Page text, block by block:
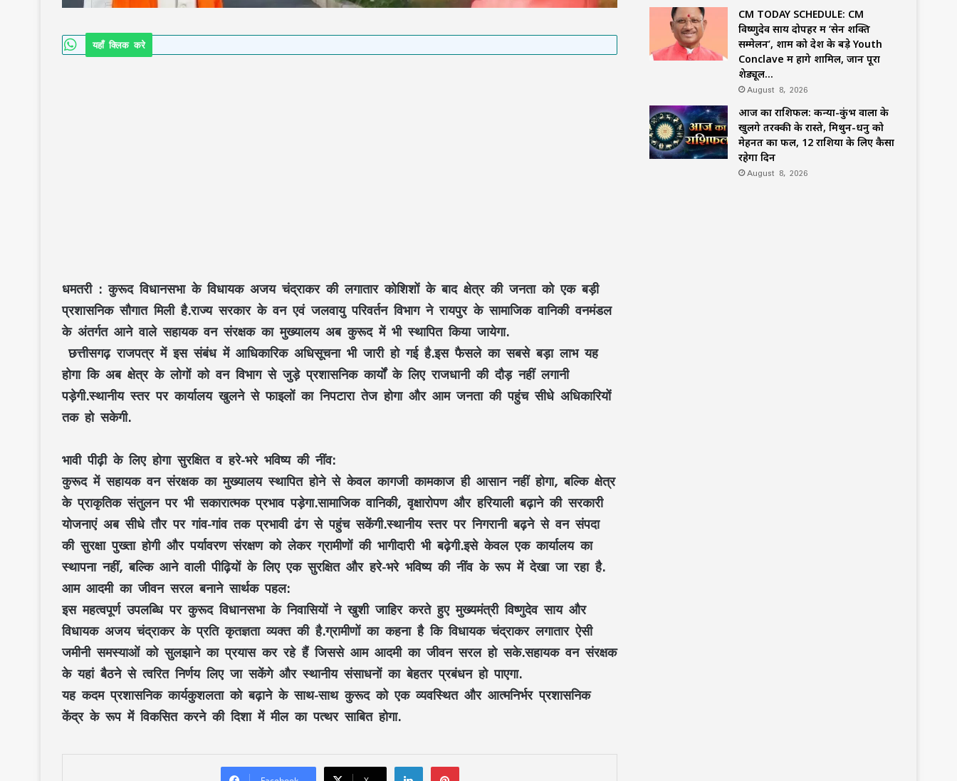
यहाँ क्लिक करे
धमतरी : कुरूद विधानसभा के विधायक अजय चंद्राकर की लगातार कोशिशों के बाद क्षेत्र की जनता को एक बड़ी
प्रशासनिक सौगात मिली है.राज्य सरकार के वन एवं जलवायु परिवर्तन विभाग ने रायपुर के सामाजिक वानिकी वनमंडल
के अंतर्गत आने वाले सहायक वन संरक्षक का मुख्यालय अब कुरूद में भी स्थापित किया जायेगा.
छत्तीसगढ़ राजपत्र में इस संबंध में आधिकारिक अधिसूचना भी जारी हो गई है.इस फैसले का सबसे बड़ा लाभ यह
होगा कि अब क्षेत्र के लोगों को वन विभाग से जुड़े प्रशासनिक कार्यों के लिए राजधानी की दौड़ नहीं लगानी
पड़ेगी.स्थानीय स्तर पर कार्यालय खुलने से फाइलों का निपटारा तेज होगा और आम जनता की पहुंच सीधे अधिकारियों
तक हो सकेगी.
भावी पीढ़ी के लिए होगा सुरक्षित व हरे-भरे भविष्य की नींव:
कुरूद में सहायक वन संरक्षक का मुख्यालय स्थापित होने से केवल कागजी कामकाज ही आसान नहीं होगा, बल्कि क्षेत्र
के प्राकृतिक संतुलन पर भी सकारात्मक प्रभाव पड़ेगा.सामाजिक वानिकी, वृक्षारोपण और हरियाली बढ़ाने की सरकारी
योजनाएं अब सीधे तौर पर गांव-गांव तक प्रभावी ढंग से पहुंच सकेंगी.स्थानीय स्तर पर निगरानी बढ़ने से वन संपदा
की सुरक्षा पुख्ता होगी और पर्यावरण संरक्षण को लेकर ग्रामीणों की भागीदारी भी बढ़ेगी.इसे केवल एक कार्यालय का
स्थापना नहीं, बल्कि आने वाली पीढ़ियों के लिए एक सुरक्षित और हरे-भरे भविष्य की नींव के रूप में देखा जा रहा है.
आम आदमी का जीवन सरल बनाने सार्थक पहल:
इस महत्वपूर्ण उपलब्धि पर कुरूद विधानसभा के निवासियों ने खुशी जाहिर करते हुए मुख्यमंत्री विष्णुदेव साय और
विधायक अजय चंद्राकर के प्रति कृतज्ञता व्यक्त की है.ग्रामीणों का कहना है कि विधायक चंद्राकर लगातार ऐसी
जमीनी समस्याओं को सुलझाने का प्रयास कर रहे हैं जिससे आम आदमी का जीवन सरल हो सके.सहायक वन संरक्षक
के यहां बैठने से त्वरित निर्णय लिए जा सकेंगे और स्थानीय संसाधनों का बेहतर प्रबंधन हो पाएगा.
यह कदम प्रशासनिक कार्यकुशलता को बढ़ाने के साथ-साथ कुरूद को एक व्यवस्थित और आत्मनिर्भर प्रशासनिक
केंद्र के रूप में विकसित करने की दिशा में मील का पत्थर साबित होगा.
LinkedInPinterest
Aaj Ka Rashifal 3 July 2026: शुक्रवार का दिन
किन राशियों के लिए रहेगा शुभ? जानें करियर,
धन और प्रेम का हाल
FD Rates- इन 5 सरकारी बैंकों ने किया FD के
ब्याज दरों में बदलाव
तेज हवा, पूरे हफ्ते जारी रहेगा वर्षा का दौर
CM TODAY SCHEDULE: CM
विष्णुदेव साय दोपहर में ‘सेन शक्ति
सम्मेलन’, शाम को देश के बड़े Youth
Conclave में होंगे शामिल, जानें पूरा
शेड्यूल…
August 8, 2026
आज का राशिफल: कन्या-कुंभ वालों के
खुलेंगे तरक्की के रास्ते, मिथुन-धनु को
मेहनत का फल, 12 राशियों के लिए कैसा
रहेगा दिन
August 8, 2026